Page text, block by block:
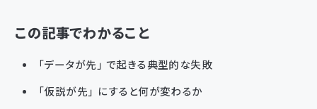
この記事でわかること
「データが先」で起きる典型的な失敗
「仮説が先」にすると何が変わるか